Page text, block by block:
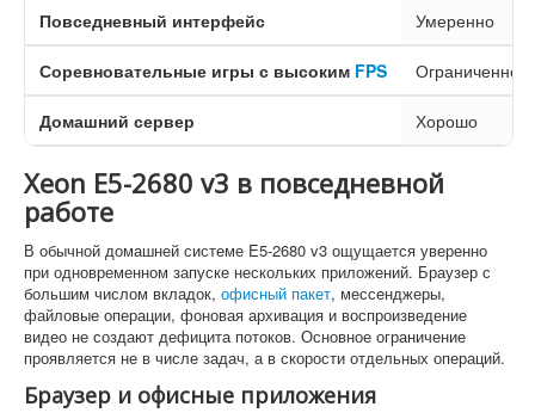
Повседневный интерфейс Умеренно
Соревновательные игры с высоким FPS Ограниченно
Домашний сервер Хорошо
Xeon E5-2680 v3 в повседневной
работе
В обычной домашней системе E5-2680 v3 ощущается уверенно
при одновременном запуске нескольких приложений. Браузер с
большим числом вкладок, офисный пакет, мессенджеры,
файловые операции, фоновая архивация и воспроизведение
видео не создают дефицита потоков. Основное ограничение
проявляется не в числе задач, а в скорости отдельных операций.
Браузер и офисные приложения